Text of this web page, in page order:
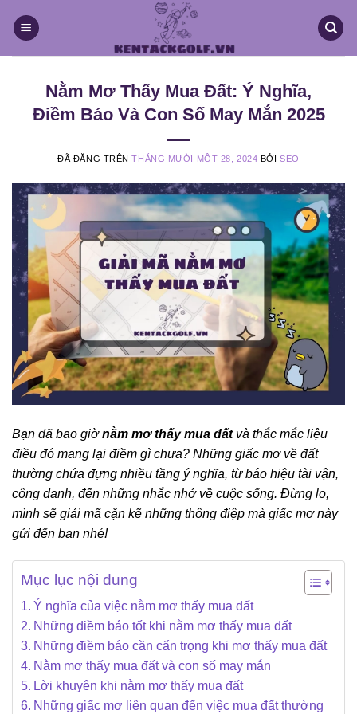
đến
Nằm Mơ Thấy Mua Đất: Ý Nghĩa,
Điềm Báo Và Con Số May Mắn 2025
ĐÃ ĐĂNG TRÊNTHÁNG MƯỜI MỘT 28, 2024 BỞISEO
Bạn đã bao giờnằm mơ thấy mua đấtvà thắc mắc liệu
điều đó mang lại điềm gì chưa? Những giấc mơ về đất
thường chứa đựng nhiều tầng ý nghĩa, từ báo hiệu tài vận,
công danh, đến những nhắc nhở về cuộc sống. Đừng lo,
mình sẽ giải mã cặn kẽ những thông điệp mà giấc mơ này
gửi đến bạn nhé!
Mục lục nội dung
Ý nghĩa của việc nằm mơ thấy mua đất
Những điềm báo tốt khi nằm mơ thấy mua đất
Những điềm báo cần cẩn trọng khi mơ thấy mua đất
Nằm mơ thấy mua đất và con số may mắn
Lời khuyên khi nằm mơ thấy mua đất
Những giấc mơ liên quan đến việc mua đất thường